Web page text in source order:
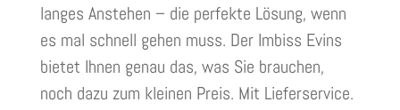
langes Anstehen – die perfekte Lösung, wenn
es mal schnell gehen muss. Der Imbiss Evins
bietet Ihnen genau das, was Sie brauchen,
noch dazu zum kleinen Preis. Mit Lieferservice.